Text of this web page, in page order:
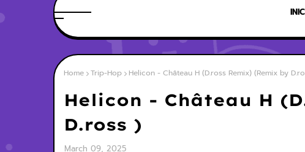
Home Trip-Hop Helicon - Château H (D.ross Remix) (Remix by
Helicon - Château H
D.ross )
March 09, 2025